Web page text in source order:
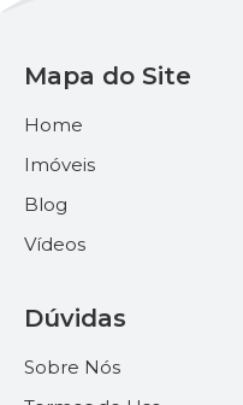
Mapa do Site
Home
Imóveis
Blog
Vídeos
Dúvidas
Sobre Nós